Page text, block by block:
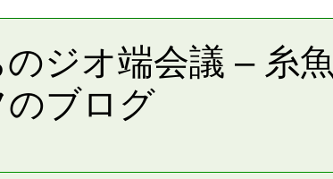
ジオ端会議 – 糸
ブログ